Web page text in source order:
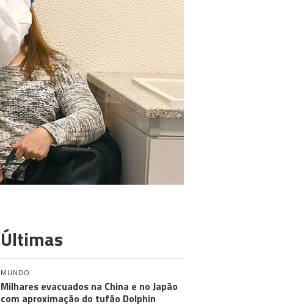
Últimas
MUNDO
Milhares evacuados na China e no Japão
com aproximação do tufão Dolphin